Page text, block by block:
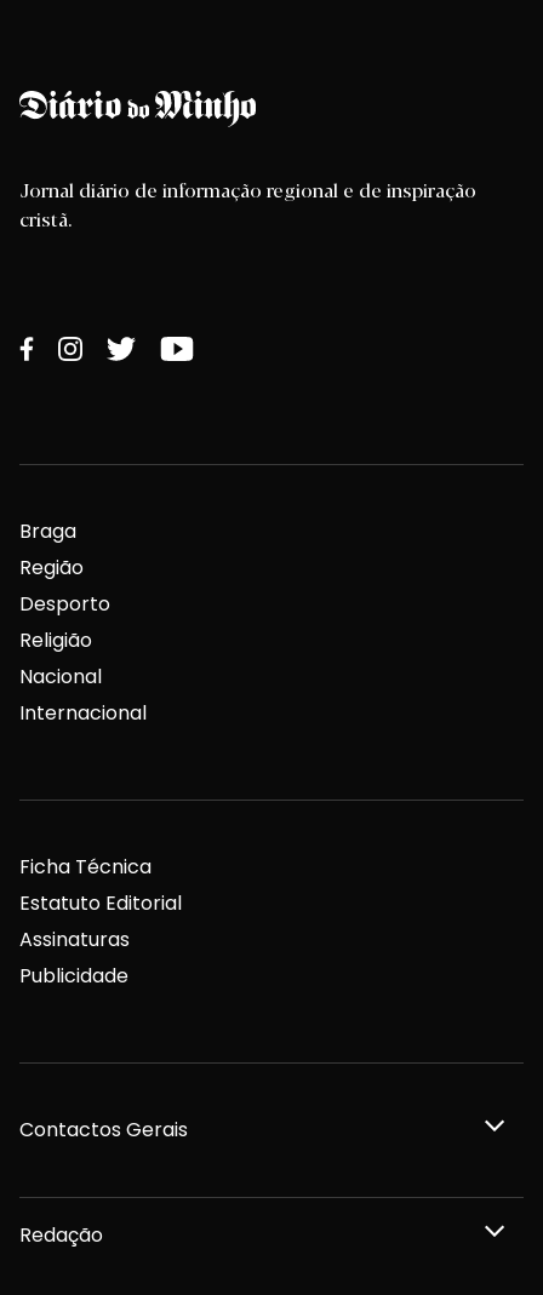
Jornal diário de informação regional e de inspiração
cristã.
Braga
Região
Desporto
Religião
Nacional
Internacional
Ficha Técnica
Estatuto Editorial
Assinaturas
Publicidade
Contactos Gerais
Redação